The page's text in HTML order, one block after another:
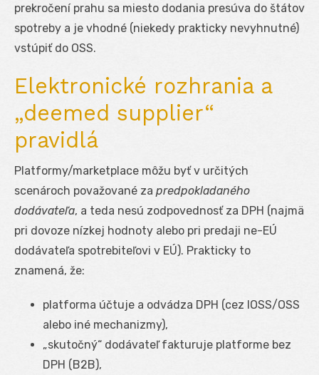
prekročení prahu sa miesto dodania presúva do štátov
spotreby a je vhodné (niekedy prakticky nevyhnutné)
vstúpiť do OSS.
Elektronické rozhrania a
„deemed supplier“
pravidlá
Platformy/marketplace môžu byť v určitých
scenároch považované za predpokladaného
dodávateľa, a teda nesú zodpovednosť za DPH (najmä
pri dovoze nízkej hodnoty alebo pri predaji ne-EÚ
dodávateľa spotrebiteľovi v EÚ). Prakticky to
znamená, že:
platforma účtuje a odvádza DPH (cez IOSS/OSS
alebo iné mechanizmy),
„skutočný“ dodávateľ fakturuje platforme bez
DPH (B2B),